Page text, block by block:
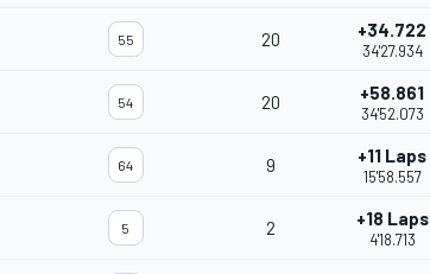
55 20 +34.722
34'27.934
54 20 +58.861
34'52.073
64 9 +11 Laps
15'58.557
5 2 +18 Laps
4'18.713